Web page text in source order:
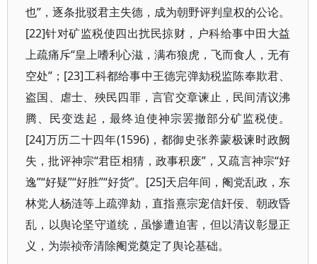
也”，逐条批驳君主失德，成为朝野评判皇权的公论。
[22]针对矿监税使四出扰民掠财，户科给事中田大益
上疏痛斥“皇上嗜利心滋，满布狼虎，飞而食人，无有
空处”；[23]工科都给事中王德完弹劾税监陈奉欺君、
盗国、虐士、殃民四罪，言官交章谏止，民间清议沸
腾、民变迭起，最终迫使神宗罢撤部分矿监税使。
[24]万历二十四年(1596)，都御史张养蒙极谏时政阙
失，批评神宗“君臣相猜，政事积废”，又疏言神宗“好
逸”“好疑”“好胜”“好货”。[25]天启年间，阉党乱政，东
林党人杨涟等上疏弹劾，直指熹宗宠信奸佞、朝政昏
乱，以舆论坚守道统，虽惨遭迫害，但以清议彰显正
义，为崇祯帝清除阉党奠定了舆论基础。